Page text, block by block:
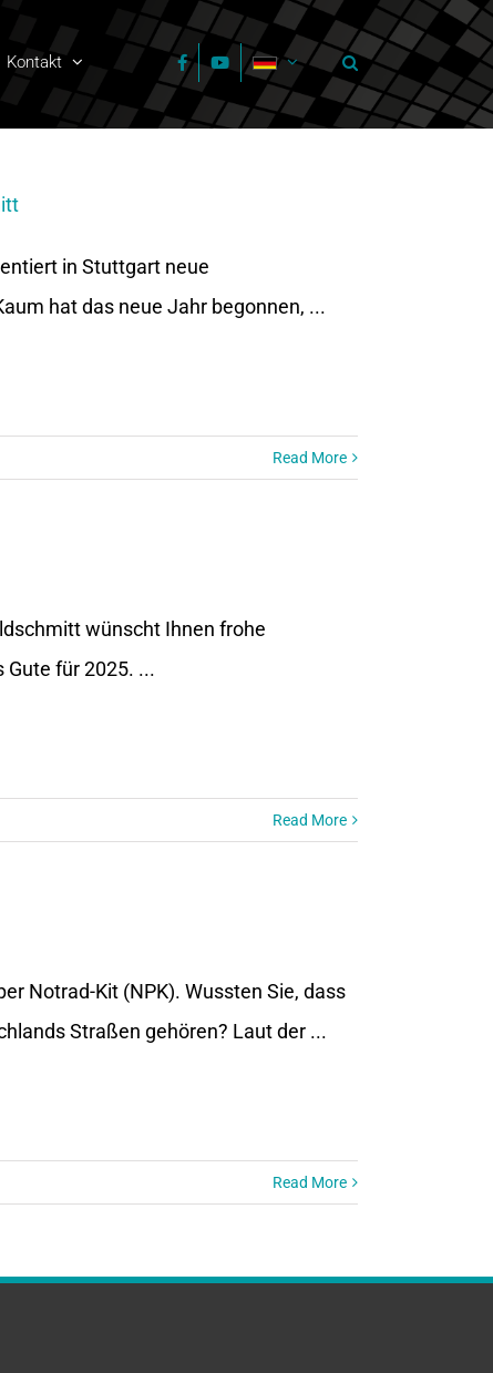
Kontakt
in Stuttgart neue
hat das neue Jahr begonnen, ...
Read More
wünscht Ihnen frohe
Gute für 2025. ...
Read More
Notrad-Kit (NPK). Wussten Sie, dass
Straßen gehören? Laut der ...
Read More